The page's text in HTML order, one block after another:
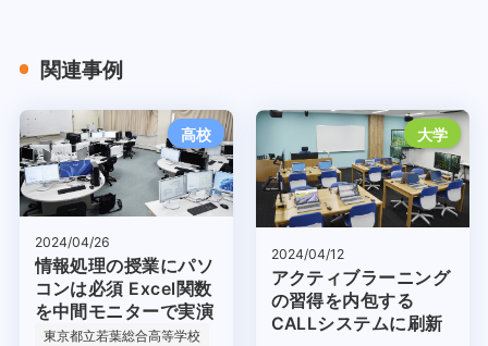
関連事例
高校
2024/04/26
情報処理の授業にパソ
コンは必須 Excel関数
を中間モニターで実演
東京都立若葉総合高等学校
大学
2024/04/12
アクティブラーニング
の習得を内包する
CALLシステムに刷新